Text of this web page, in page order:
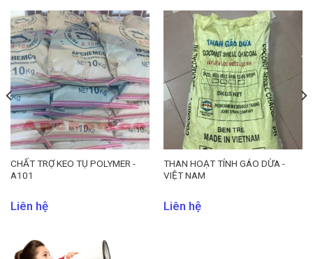
CHẤT TRỢ KEO TỤ POLYMER -
A101
Liên hệ
THAN HOẠT TÍNH GÁO DỪA -
VIỆT NAM
Liên hệ